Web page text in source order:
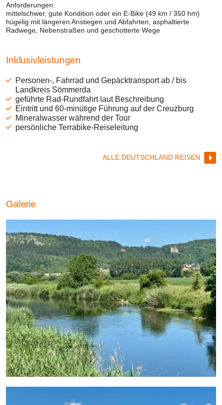
Anforderungen:
mittelschwer, gute Kondition oder ein E-Bike (49 km / 350 hm)
hügelig mit längeren Anstiegen und Abfahrten, asphaltierte
Inklusivleistungen
Personen-, Fahrrad und Gepäcktransport ab / bis
Landkreis Sömmerda
geführte Rad-Rundfahrt laut Beschreibung
Eintritt und 60-minütige Führung auf der Creuzburg
Mineralwasser während der Tour
persönliche Terrabike-Reiseleitung
ALLE DEUTSCHLAND REISEN
Galerie